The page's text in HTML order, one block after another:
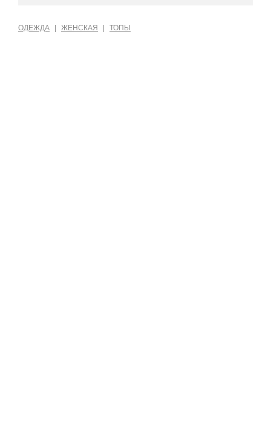
ОДЕЖДА ЖЕНСКАЯ ТОПЫ